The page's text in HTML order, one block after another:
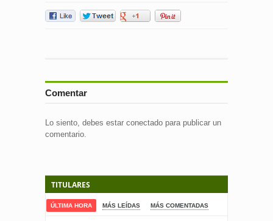
Comentar
Lo siento, debes estar conectado para publicar un
comentario.
TITULARES
ÚLTIMA HORA MÁS LEÍDAS MÁS COMENTADAS